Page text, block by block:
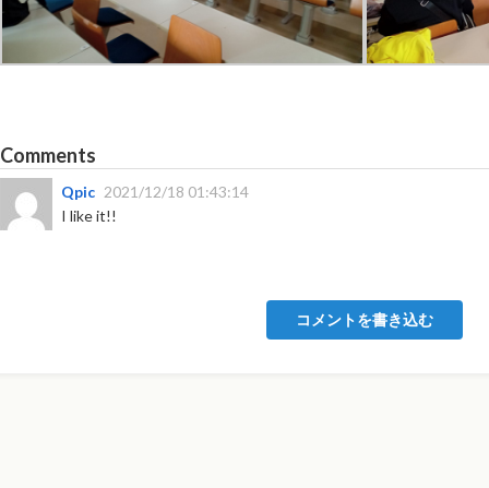
Comments
Qpic 2021/12/18 01:43:14
I like it!!
コメントを書き込む